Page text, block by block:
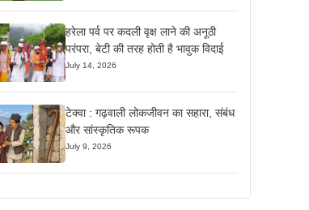
हरेला पर्व पर कदली वृक्ष लाने की अनूठी
परंपरा, बेटी की तरह होती है भावुक विदाई
July 14, 2026
टेक्वा : गढ़वाली लोकजीवन का सहारा, संबंध
और सांस्कृतिक रूपक
July 9, 2026